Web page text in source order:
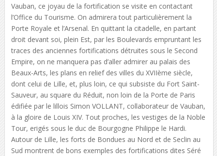
Vauban, ce joyau de la fortification se visite en contactant
l’Office du Tourisme. On admirera tout particulièrement la
Porte Royale et l’Arsenal. En quittant la citadelle, en partant
droit devant soi, plein Est, par les Boulevards empruntant les
traces des anciennes fortifications détruites sous le Second
Empire, on ne manquera pas d’aller admirer au palais des
Beaux-Arts, les plans en relief des villes du XVIIème siècle,
dont celui de Lille, et, plus loin, ce qui subsiste du Fort Saint-
Sauveur, au square du Réduit, non loin de la Porte de Paris
édifiée par le lillois Simon VOLLANT, collaborateur de Vauban,
à la gloire de Louis XIV. Tout proches, les vestiges de la Noble
Tour, erigés sous le duc de Bourgogne Philippe le Hardi.
Autour de Lille, les forts de Bondues au Nord et de Seclin au
Sud montrent de bons exemples des fortifications dites Séré